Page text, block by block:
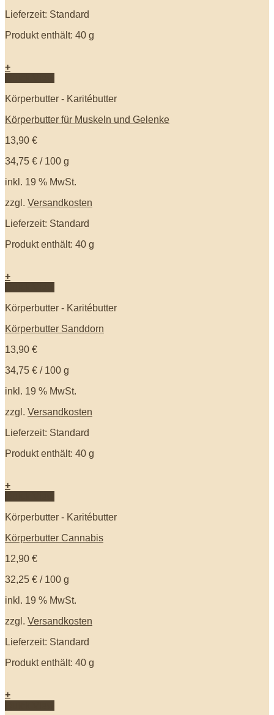
Lieferzeit: Standard
Produkt enthält: 40 g
+
Körperbutter - Karitébutter
Körperbutter für Muskeln und Gelenke
13,90 €
34,75 € / 100 g
inkl. 19 % MwSt.
zzgl. Versandkosten
Lieferzeit: Standard
Produkt enthält: 40 g
+
Körperbutter - Karitébutter
Körperbutter Sanddorn
13,90 €
34,75 € / 100 g
inkl. 19 % MwSt.
zzgl. Versandkosten
Lieferzeit: Standard
Produkt enthält: 40 g
+
Körperbutter - Karitébutter
Körperbutter Cannabis
12,90 €
32,25 € / 100 g
inkl. 19 % MwSt.
zzgl. Versandkosten
Lieferzeit: Standard
Produkt enthält: 40 g
+